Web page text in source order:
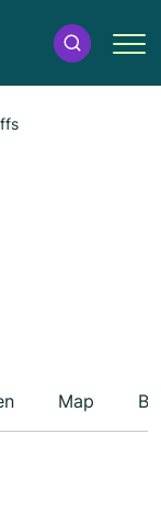
Map